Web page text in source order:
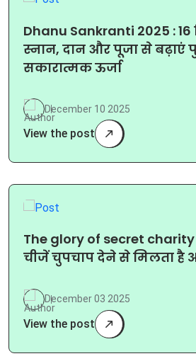
Dhanu Sankranti 2025 :
स्नान, दान और पूजा से बढ़ाएं
सकारात्मक ऊर्जा
December 10 2025
View the post
The glory of secret
चीजें चुपचाप देने से मिलता है
December 03 2025
View the post